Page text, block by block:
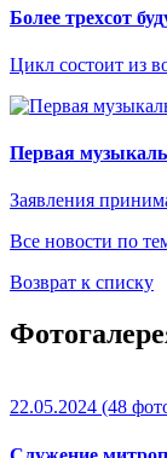
Более трехсот
Цикл состоит из
Первая
Заявления
Все новости по
Возврат к списку
22.05.2024 (48